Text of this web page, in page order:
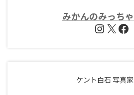
みかんのみっち
X
ケント白石 写真